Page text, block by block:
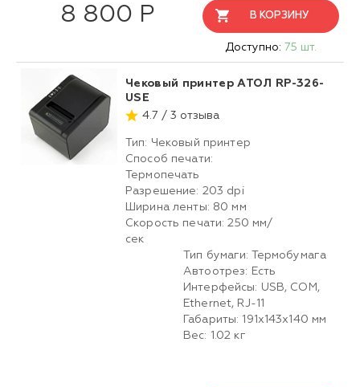
8 800 Р В КОРЗИНУ
Доступно: 75 шт.
Чековый принтер АТОЛ RP-326-
USE
4.7 / 3 отзыва
Тип: Чековый принтер
Способ печати:
Термопечать
Разрешение: 203 dpi
Ширина ленты: 80 мм
Скорость печати: 250 мм/
сек
Тип бумаги: Термобумага
Автоотрез: Есть
Интерфейсы: USB, COM,
Ethernet, RJ-11
Габариты: 191х143х140 мм
Вес: 1.02 кг